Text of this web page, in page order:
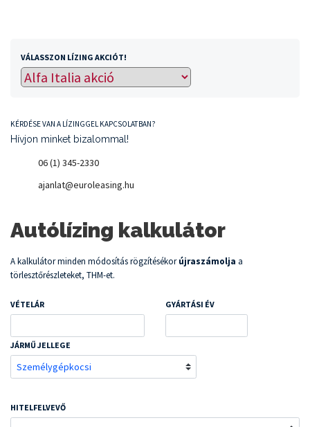
VÁLASSZON LÍZING AKCIÓT!
KÉRDÉSE VAN A LÍZINGGEL KAPCSOLATBAN?
Hívjon minket bizalommal!
06 (1) 345-2330
ajanlat@euroleasing.hu
Autólízing kalkulátor
A kalkulátor minden módosítás rögzítésékorújraszámolja a
törlesztőrészleteket, THM-et.
VÉTELÁR GYÁRTÁSI ÉV
JÁRMŰ JELLEGE
HITELFELVEVŐ